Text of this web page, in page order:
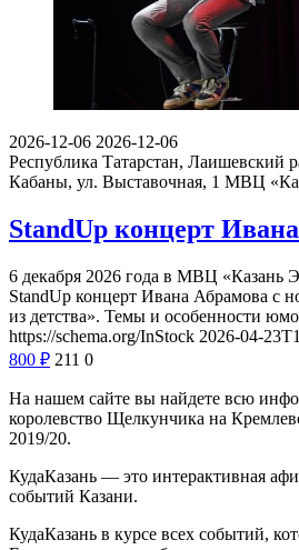
2026-12-06 2026-12-06
Республика Татарстан, Лаишевский
Кабаны, ул. Выставочная, 1 МВЦ
StandUp концерт
6 декабря 2026 года в МВЦ «Казань
StandUp концерт Ивана Абрамова с
из детства». Темы и особенности
https://schema.org/InStock 2026-04-
800 ₽ 211 0
На нашем сайте вы найдете всю
королевство Щелкунчика на
2019/20.
КудаКазань — это интерактивная
событий Казани.
КудаКазань в курсе всех событий,